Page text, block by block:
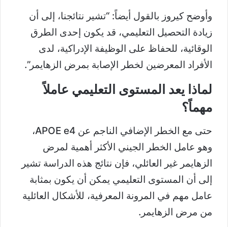
وأوضح كيروز بالقول أيضاً: “تشير نتائجنا، إلى أن
زيادة التحصيل التعليمي، قد يكون إحدى الطرق
الوقائية، للحفاظ على الوظيفة الإدراكية، لدى
الأفراد المعرضين لخطر الإصابة بمرض الزهايمر”.
لماذا يعد المستوى التعليمي عاملاً
مهماً؟
حتى مع الخطر الإضافي الناجم عن APOE e4،
وهو عامل الخطر الجيني الأكثر أهمية لمرض
الزهايمر غير العائلي، فإن نتائج هذه الدراسة تشير
إلى أن المستوى التعليمي يمكن أن يكون بمثابة
عامل مهم في المرونة المعرفية، للأشكال العائلية
من مرض الزهايمر.